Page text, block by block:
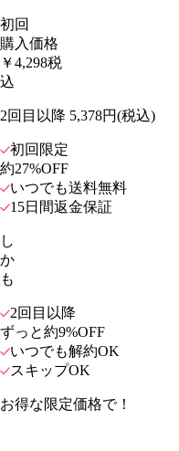
初回
購入価格
￥4,298税
込
2回目以降 5,378円(税込)
初回限定
約27%OFF
いつでも送料無料
15日間返金保証
し
か
も
2回目以降
ずっと約9%OFF
いつでも解約OK
スキップOK
お得な限定価格で！